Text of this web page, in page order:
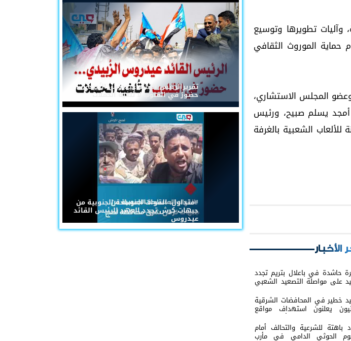
وآليات تطويرها وتوسيع
حماية الموروث الثقافي
المجلس الاستشاري،
أمجد يسلم صبيح، ورئيس
الشعبية بالغرفة
الأخبار
حاشدة في باعلال بتريم تجدد
على مواصلة التصعيد الشعبي
خطير في المحافضات الشرقية
يعلنون استهداف مواقع
في حضرموت ومأرب اليمنية
من الصواريخ والطائرات المسيّرة
باهتة للشرعية والتحالف أمام
الحوثي الدامي في مأرب
تقريرالرئيس القائد عيدروس الزُبيدي...
حضورٌ في القلوب لا تُلغيه الحملات
#متداول: القوات المسلحة الجنوبية من
جبهات كرش تجدد العهد للرئيس القائد
عيدروس